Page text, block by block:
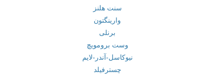
سنت هلنز
وارینگتون
برنلی
وست برومویچ
نیوکاسل-آندر-لایم
چسترفیلد